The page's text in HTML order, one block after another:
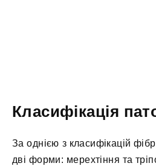
Класифікація
За однією з класифікацій
дві форми: мерехтіння та